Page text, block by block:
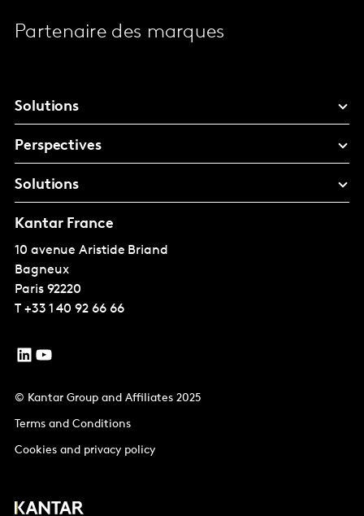
Partenaire des marques
Solutions
Perspectives
Solutions
Kantar France
10 avenue Aristide Briand
Bagneux
Paris 92220
T +33 1 40 92 66 66
© Kantar Group and Affiliates 2025
Terms and Conditions
Cookies and privacy policy